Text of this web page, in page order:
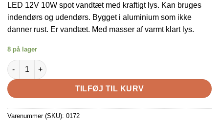
LED 12V 10W spot vandtæt med kraftigt lys. Kan bruges
indendørs og udendørs. Bygget i aluminium som ikke
danner rust. Er vandtæt. Med masser af varmt klart lys.
8 på lager
LED 12V 10W spot - varm hvid antal
TILFØJ TIL KURV
Varenummer (SKU): 0172